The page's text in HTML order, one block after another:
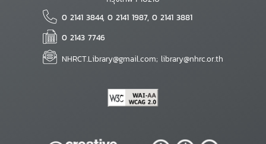
0 2141 3844, 0 2141 1987, 0 2141 3881
0 2143 7746
NHRCT.Library@gmail.com; library@nhrc.or.th